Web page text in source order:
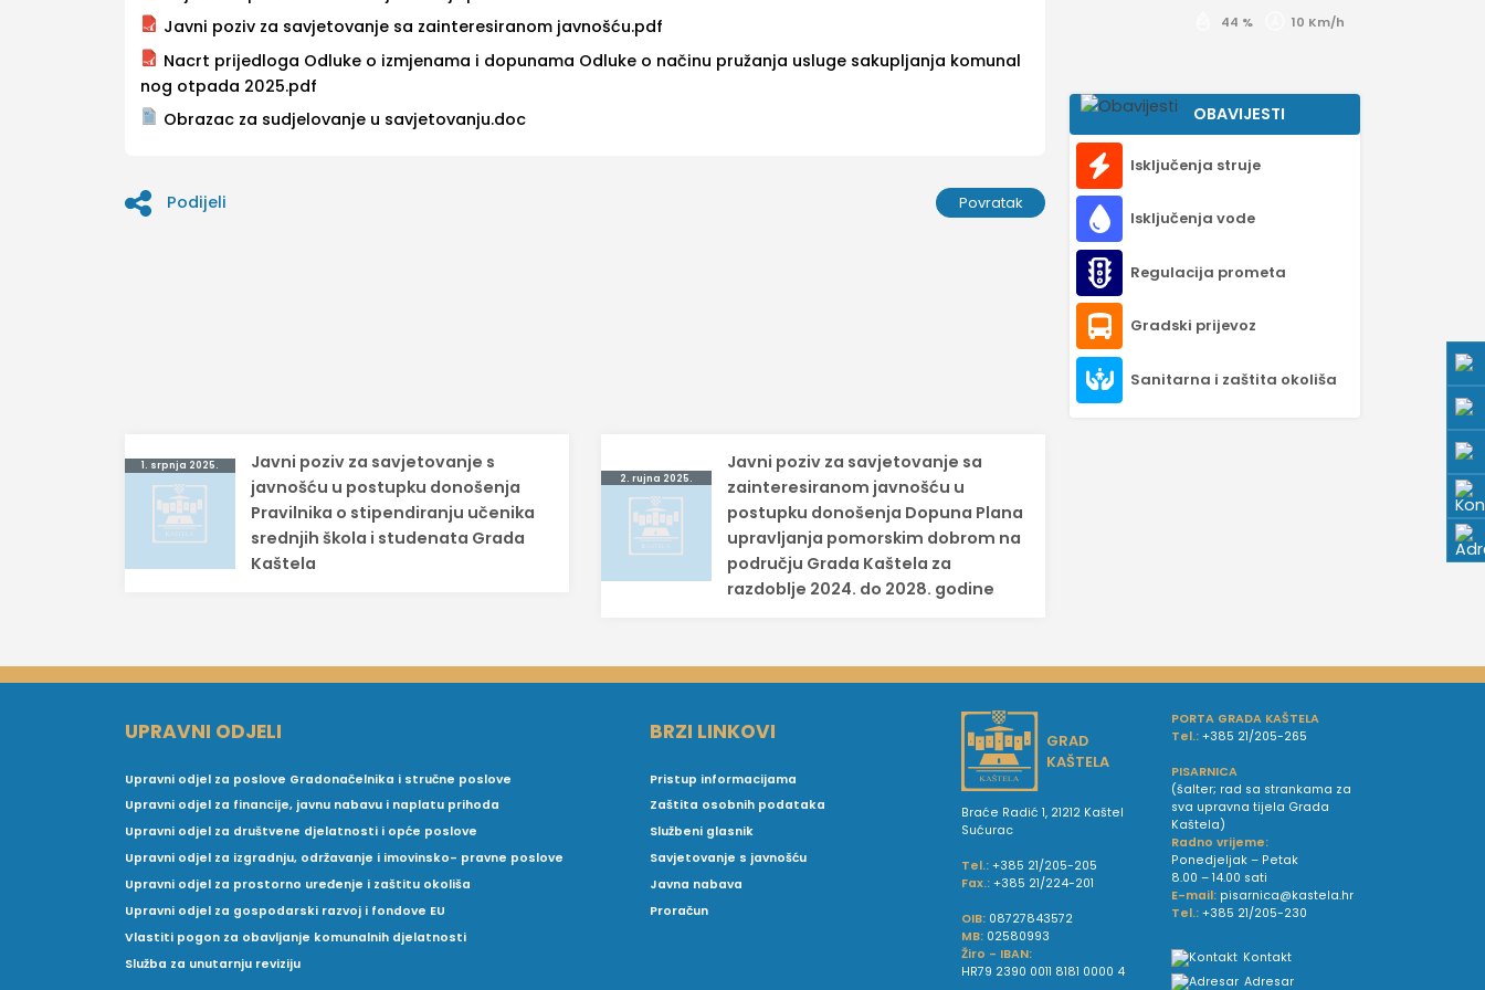
Javni poziv za savjetovanje sa zainteresiranom javnošću.pdf
Nacrt prijedloga Odluke o izmjenama i dopunama Odluke o načinu pružanja usluge sakupljanja komunal
nog otpada 2025.pdf
Obrazac za sudjelovanje u savjetovanju.doc
Podijeli Povratak
44 % 10 Km/h
OBAVIJESTI
Isključenja struje
Isključenja vode
Regulacija prometa
Gradski prijevoz
Sanitarna i zaštita okoliša
Navigacija
objava
1. srpnja 2025.
Javni poziv za savjetovanje s
javnošću u postupku donošenja
Pravilnika o stipendiranju učenika
srednjih škola i studenata Grada
Kaštela
2. rujna 2025.
Javni poziv za savjetovanje sa
zainteresiranom javnošću u
postupku donošenja Dopuna Plana
upravljanja pomorskim dobrom na
području Grada Kaštela za
razdoblje 2024. do 2028. godine
UPRAVNI ODJELI
Upravni odjel za poslove Gradonačelnika i stručne poslove
Upravni odjel za financije, javnu nabavu i naplatu prihoda
Upravni odjel za društvene djelatnosti i opće poslove
Upravni odjel za izgradnju, održavanje i imovinsko- pravne poslove
Upravni odjel za prostorno uređenje i zaštitu okoliša
Upravni odjel za gospodarski razvoj i fondove EU
Vlastiti pogon za obavljanje komunalnih djelatnosti
Služba za unutarnju reviziju
BRZI LINKOVI
Pristup informacijama
Zaštita osobnih podataka
Službeni glasnik
Savjetovanje s javnošću
Javna nabava
Proračun
GRAD
KAŠTELA
Braće Radić 1, 21212 Kaštel
Sućurac
Tel.: +385 21/205-205
Fax.: +385 21/224-201
OIB: 08727843572
MB: 02580993
Žiro - IBAN:
HR79 2390 0011 8181 0000 4
PORTA GRADA KAŠTELA
Tel.: +385 21/205-265
PISARNICA
(šalter; rad sa strankama za
sva upravna tijela Grada
Kaštela)
Radno vrijeme:
Ponedjeljak – Petak
8.00 – 14.00 sati
E-mail: pisarnica@kastela.hr
Tel.: +385 21/205-230
Kontakt
Adresar